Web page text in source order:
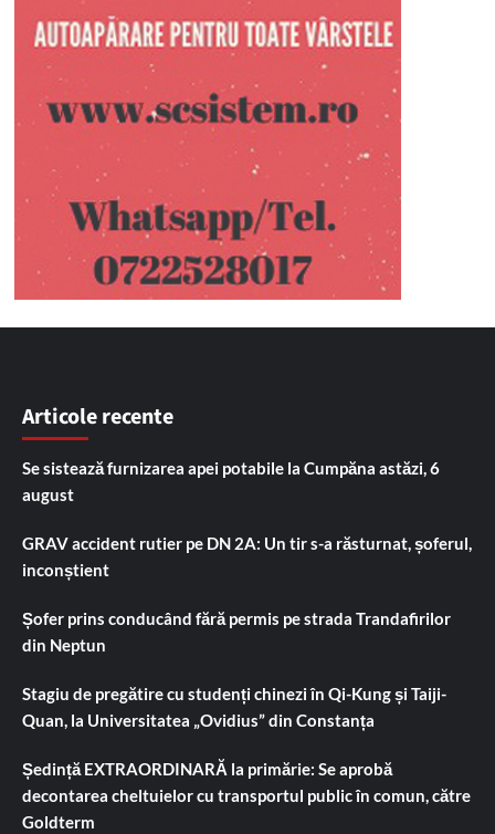
Articole recente
Se sistează furnizarea apei potabile la Cumpăna astăzi, 6
august
GRAV accident rutier pe DN 2A: Un tir s-a răsturnat, șoferul,
inconștient
Șofer prins conducând fără permis pe strada Trandafirilor
din Neptun
Stagiu de pregătire cu studenți chinezi în Qi-Kung și Taiji-
Quan, la Universitatea „Ovidius” din Constanța
Ședință EXTRAORDINARĂ la primărie: Se aprobă
decontarea cheltuielor cu transportul public în comun, către
Goldterm